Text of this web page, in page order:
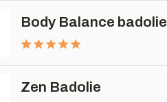
Body Balance badolie
Zen Badolie